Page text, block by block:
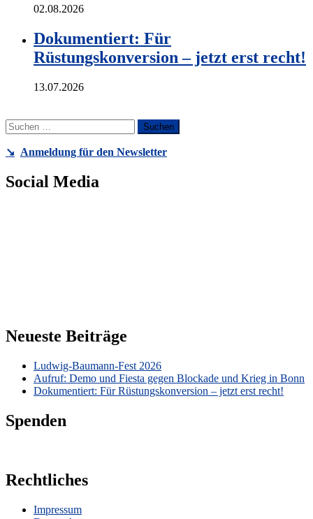
02.08.2026
Dokumentiert: Für
Rüstungskonversion – jetzt erst recht!
13.07.2026
Suchen
nach:
↘️ Anmeldung für den Newsletter
Social Media
Neueste Beiträge
Ludwig-Baumann-Fest 2026
Aufruf: Demo und Fiesta gegen Blockade und Krieg in Bonn
Dokumentiert: Für Rüstungskonversion – jetzt erst recht!
Spenden
Rechtliches
Impressum